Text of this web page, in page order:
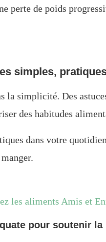
perte de poids
simples,
la simplicité. Des
des habitudes
dans votre
les aliments Amis et
pour soutenir la